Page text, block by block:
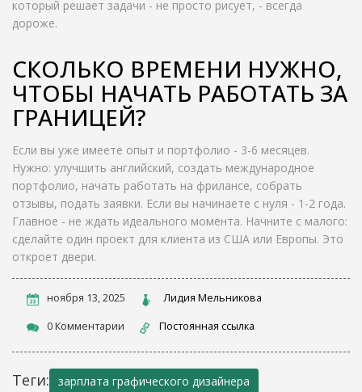
который решает задачи - не просто рисует, - всегда
дороже.
СКОЛЬКО ВРЕМЕНИ НУЖНО,
ЧТОБЫ НАЧАТЬ РАБОТАТЬ ЗА
ГРАНИЦЕЙ?
Если вы уже имеете опыт и портфолио - 3-6 месяцев.
Нужно: улучшить английский, создать международное
портфолио, начать работать на фрилансе, собрать
отзывы, подать заявки. Если вы начинаете с нуля - 1-2 года.
Главное - не ждать идеального момента. Начните с малого:
сделайте один проект для клиента из США или Европы. Это
откроет двери.
ноября 13, 2025 Лидия Мельникова
0 Комментарии Постоянная ссылка
Теги:
зарплата графического дизайнера